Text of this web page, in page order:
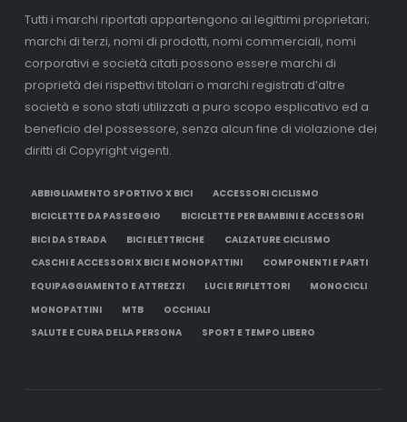
Tutti i marchi riportati appartengono ai legittimi proprietari;
marchi di terzi, nomi di prodotti, nomi commerciali, nomi
corporativi e società citati possono essere marchi di
proprietà dei rispettivi titolari o marchi registrati d’altre
società e sono stati utilizzati a puro scopo esplicativo ed a
beneficio del possessore, senza alcun fine di violazione dei
diritti di Copyright vigenti.
ABBIGLIAMENTO SPORTIVO X BICI
ACCESSORI CICLISMO
BICICLETTE DA PASSEGGIO
BICICLETTE PER BAMBINI E ACCESSORI
BICI DA STRADA
BICI ELETTRICHE
CALZATURE CICLISMO
CASCHI E ACCESSORI X BICI E MONOPATTINI
COMPONENTI E PARTI
EQUIPAGGIAMENTO E ATTREZZI
LUCI E RIFLETTORI
MONOCICLI
MONOPATTINI
MTB
OCCHIALI
SALUTE E CURA DELLA PERSONA
SPORT E TEMPO LIBERO